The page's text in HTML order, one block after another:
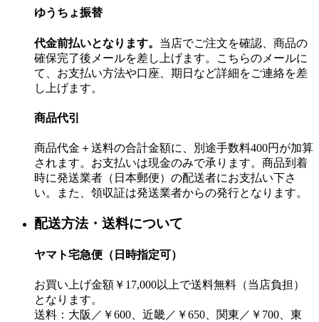
ゆうちょ振替
代金前払いとなります。 当店でご注文を確認、商品の
確保完了後メールを差し上げます。こちらのメールに
て、お支払い方法や口座、期日など詳細をご連絡を差
し上げます。
商品代引
商品代金＋送料の合計金額に、別途手数料400円が加算
されます。お支払いは現金のみで承ります。商品到着
時に発送業者（日本郵便）の配送者にお支払い下さ
い。また、領収証は発送業者からの発行となります。
配送方法・送料について
ヤマト宅急便（日時指定可）
お買い上げ金額￥17,000以上で送料無料（当店負担）
となります。
送料：大阪／￥600、近畿／￥650、関東／￥700、東